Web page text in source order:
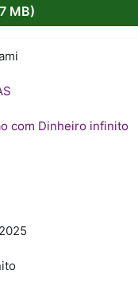
MB)
com Dinheiro infinito